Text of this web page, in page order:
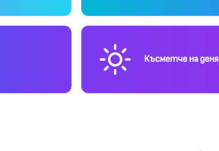
Късметче на деня